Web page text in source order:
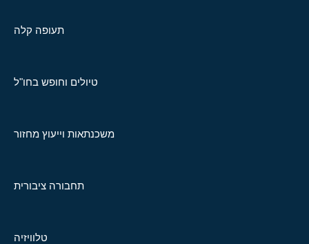
תעופה קלה
טיולים וחופש בחו"ל
משכנתאות וייעוץ מחזור
תחבורה ציבורית
טלוויזיה